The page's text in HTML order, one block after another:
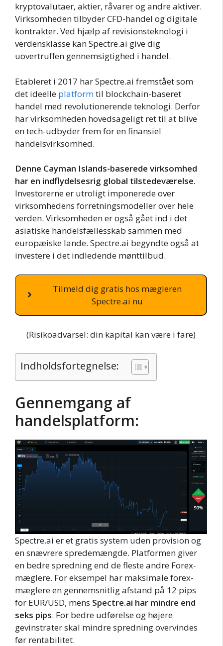
kryptovalutaer, aktier, råvarer og andre aktiver.
Virksomheden tilbyder CFD-handel og digitale
kontrakter. Ved hjælp af revisionsteknologi i
verdensklasse kan Spectre.ai give dig
uovertruffen gennemsigtighed i handel.
Etableret i 2017 har Spectre.ai fremstået som
det ideelle platformtil blockchain-baseret
handel med revolutionerende teknologi. Derfor
har virksomheden hovedsageligt ret til at blive
en tech-udbyder frem for en finansiel
handelsvirksomhed.
Denne Cayman Islands-baserede virksomhed
har en indflydelsesrig global tilstedeværelse.
Investorerne er utroligt imponerede over
virksomhedens forretningsmodeller over hele
verden. Virksomheden er også gået ind i det
asiatiske handelsfællesskab sammen med
europæiske lande. Spectre.ai begyndte også at
investere i det indledende mønttilbud.
Tilmeld dig gratis hos mægleren
Spectre.ai nu
(Risikoadvarsel: din kapital kan være i fare)
Indholdsfortegnelse:
Gennemgang af
handelsplatform:
Spectre.ai er et gratis system uden provision og
en snævrere spredemængde. Platformen giver
en bedre spredning end de fleste andre Forex-
mæglere. For eksempel har maksimale forex-
mæglere en gennemsnitlig afstand på 12 pips
for EUR/USD, mens Spectre.ai har mindre end
seks pips. For bedre udførelse og højere
gevinstrater skal mindre spredning overvindes
før rentabilitet.